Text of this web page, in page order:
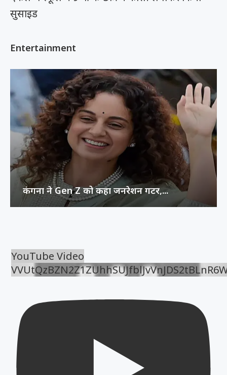
YouTube Video
सुसाइड
Entertainment
कंगना ने Gen Z को कहा जनरेशन गटर,...